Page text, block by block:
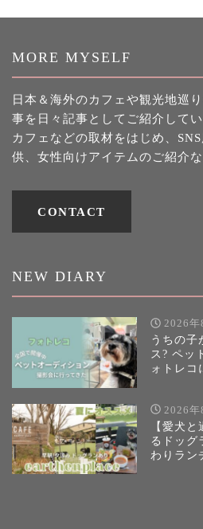
MORE MYSELF
日本＆海外のカフェや観光地巡
事を日々記事としてご紹介してい
カフェなどの取材をはじめ、
供、女性向けアイテムのご紹介
CONTACT
NEW DIARY
2026年
うちの子
ス? ペッ
ォトレコ
2026年
【愛犬
るドッグ
わりラン